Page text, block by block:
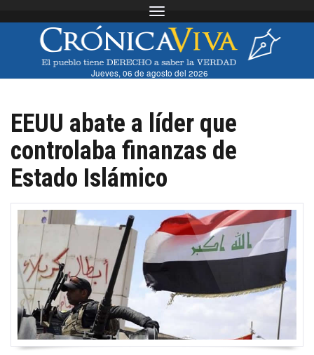
Toggle navigation
Jueves, 06 de agosto del 2026
EEUU abate a líder que
controlaba finanzas de
Estado Islámico